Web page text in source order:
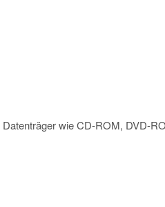
wie CD-ROM, DVD-